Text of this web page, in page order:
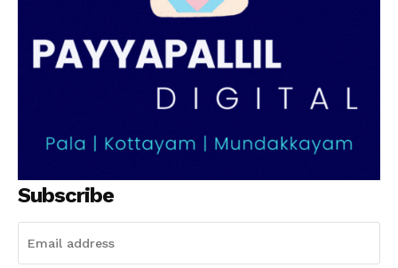
My account
Grievance Redressal
Subscribe